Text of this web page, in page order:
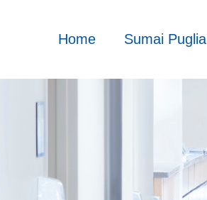
Home Sumai Puglia